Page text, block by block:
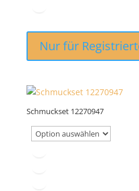
Nur für
Schmuckset 12270947